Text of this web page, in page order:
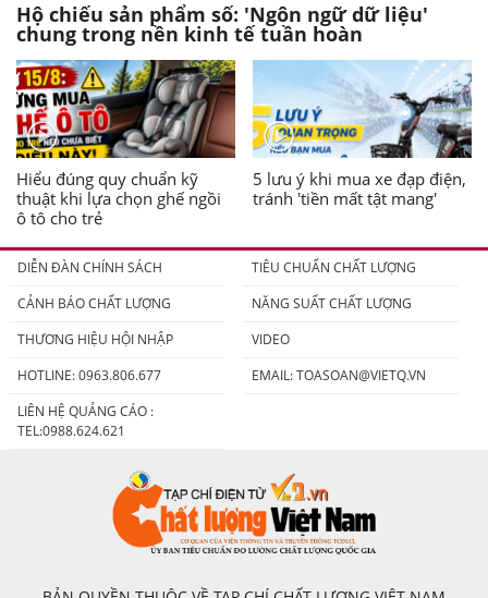
Hộ chiếu sản phẩm số: 'Ngôn ngữ dữ liệu'
chung trong nền kinh tế tuần hoàn
Hiểu đúng quy chuẩn kỹ
thuật khi lựa chọn ghế ngồi
ô tô cho trẻ
5 lưu ý khi mua xe đạp điện,
tránh 'tiền mất tật mang'
DIỄN ĐÀN CHÍNH SÁCH
TIÊU CHUẨN CHẤT LƯỢNG
CẢNH BÁO CHẤT LƯỢNG
NĂNG SUẤT CHẤT LƯỢNG
THƯƠNG HIỆU HỘI NHẬP
VIDEO
HOTLINE: 0963.806.677
EMAIL:TOASOAN@VIETQ.VN
LIÊN HỆ QUẢNG CÁO :
TEL:0988.624.621